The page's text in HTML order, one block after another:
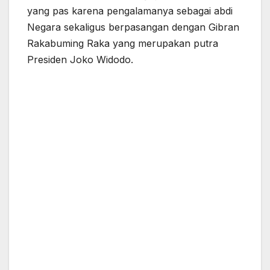
yang pas karena pengalamanya sebagai abdi
Negara sekaligus berpasangan dengan Gibran
Rakabuming Raka yang merupakan putra
Presiden Joko Widodo.